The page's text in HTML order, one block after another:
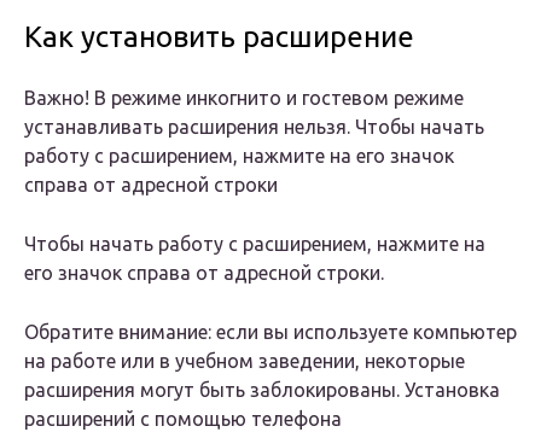
Как установить расширение
Важно! В режиме инкогнито и гостевом режиме
устанавливать расширения нельзя. Чтобы начать
работу с расширением, нажмите на его значок
справа от адресной строки
Чтобы начать работу с расширением, нажмите на
его значок справа от адресной строки.
Обратите внимание: если вы используете компьютер
на работе или в учебном заведении, некоторые
расширения могут быть заблокированы. Установка
расширений с помощью телефона